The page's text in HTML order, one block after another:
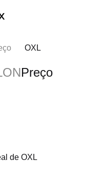
OXL
Preço
de OXL